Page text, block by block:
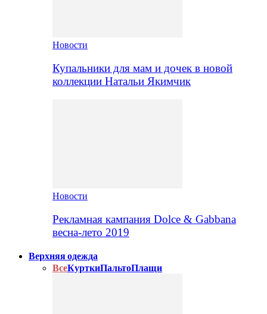
Новости
Купальники для мам и дочек в новой
коллекции Натальи Якимчик
Новости
Рекламная кампания Dolce & Gabbana
весна-лето 2019
Верхняя одежда
ВсеКурткиПальтоПлащи